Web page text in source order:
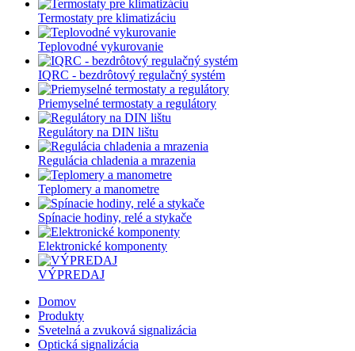
Termostaty pre klimatizáciu
Teplovodné vykurovanie
IQRC - bezdrôtový regulačný systém
Priemyselné termostaty a regulátory
Regulátory na DIN lištu
Regulácia chladenia a mrazenia
Teplomery a manometre
Spínacie hodiny, relé a stykače
Elektronické komponenty
VÝPREDAJ
Domov
Produkty
Svetelná a zvuková signalizácia
Optická signalizácia